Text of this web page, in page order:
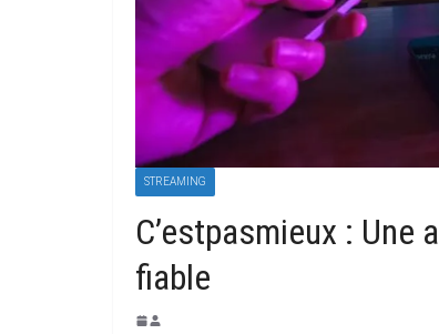
STREAMING
C’estpasmieux :
fiable